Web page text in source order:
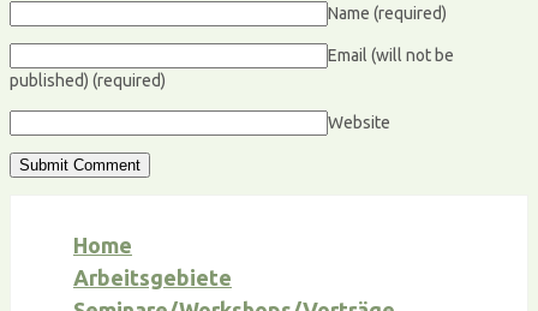
Name (required)
Email (will not be
published) (required)
Website
Home
Arbeitsgebiete